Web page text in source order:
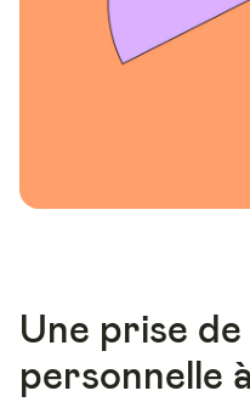
Une prise
personnelle